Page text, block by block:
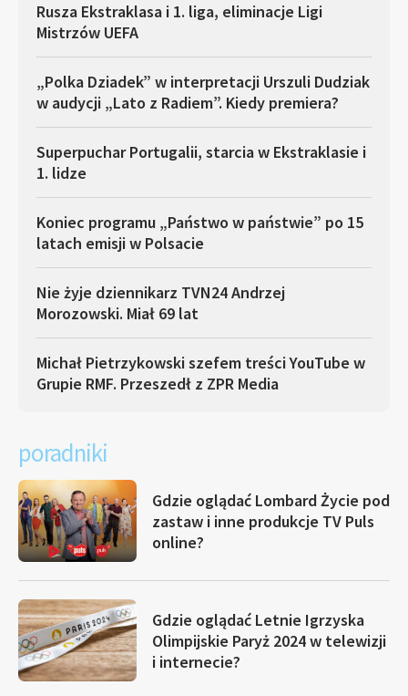
Rusza Ekstraklasa i 1. liga, eliminacje Ligi
Mistrzów UEFA
„Polka Dziadek” w interpretacji Urszuli Dudziak
w audycji „Lato z Radiem”. Kiedy premiera?
Superpuchar Portugalii, starcia w Ekstraklasie i
1. lidze
Koniec programu „Państwo w państwie” po 15
latach emisji w Polsacie
Nie żyje dziennikarz TVN24 Andrzej
Morozowski. Miał 69 lat
Michał Pietrzykowski szefem treści YouTube w
Grupie RMF. Przeszedł z ZPR Media
poradniki
Gdzie oglądać Lombard Życie pod
zastaw i inne produkcje TV Puls
online?
Gdzie oglądać Letnie Igrzyska
Olimpijskie Paryż 2024 w telewizji
i internecie?